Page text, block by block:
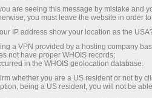
можливостей:
1:5000, одні з
спредів та комісій на
також привабливі
торгівлі акціями та
Швидкість
у трейдингу і на трасі
are seeing this message by mistake and
you must leave the website in order
IP address show your location as the
a VPN provided by a hosting company
not have proper WHOIS records;
in the WHOIS geolocation database.
whether you are a US resident or not by
being a US resident, you will not be